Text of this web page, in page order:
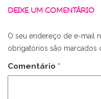
DEIXE UM COMENTÁRIO
O seu endereço de e-mail
obrigatórios são marcados
Comentário *